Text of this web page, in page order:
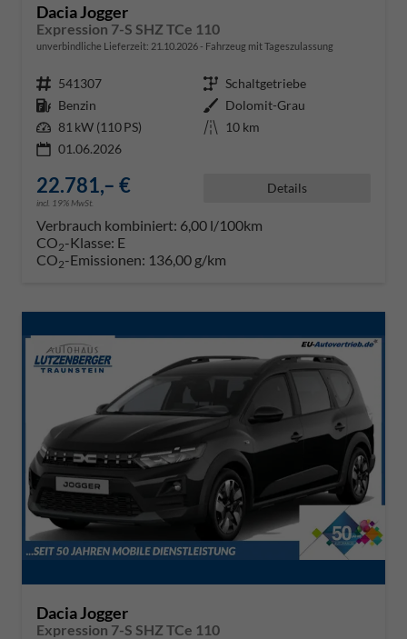
Dacia Jogger
Expression 7-S SHZ TCe 110
unverbindliche Lieferzeit: 21.10.2026 Fahrzeug mit Tageszulassung
Fahrzeugnr. 541307 Getriebe Schaltgetriebe
Kraftstoff Benzin Außenfarbe Dolomit-Grau
Leistung 81 kW (110 PS) Kilometerstand 10 km
01.06.2026
22.781,– €
incl. 19% MwSt.
Details
Verbrauch kombiniert: 6,00 l/100km
CO2-Klasse: E
CO2-Emissionen: 136,00 g/km
Dacia Jogger
Expression 7-S SHZ TCe 110